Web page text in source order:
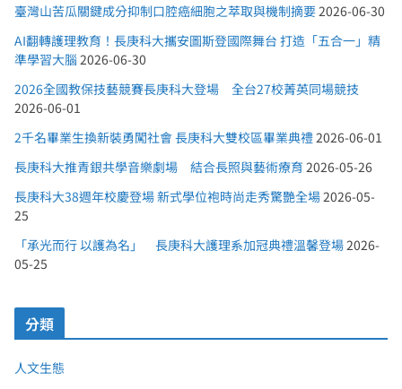
臺灣山苦瓜關鍵成分抑制口腔癌細胞之萃取與機制摘要 2026-06-30
AI翻轉護理教育！長庚科大攜安圖斯登國際舞台 打造「五合一」精
準學習大腦 2026-06-30
2026全國教保技藝競賽長庚科大登場 全台27校菁英同場競技
2026-06-01
2千名畢業生換新裝勇闖社會 長庚科大雙校區畢業典禮 2026-06-01
長庚科大推青銀共學音樂劇場 結合長照與藝術療育 2026-05-26
長庚科大38週年校慶登場 新式學位袍時尚走秀驚艷全場 2026-05-
25
「承光而行 以護為名」 長庚科大護理系加冠典禮溫馨登場 2026-
05-25
分類
人文生態